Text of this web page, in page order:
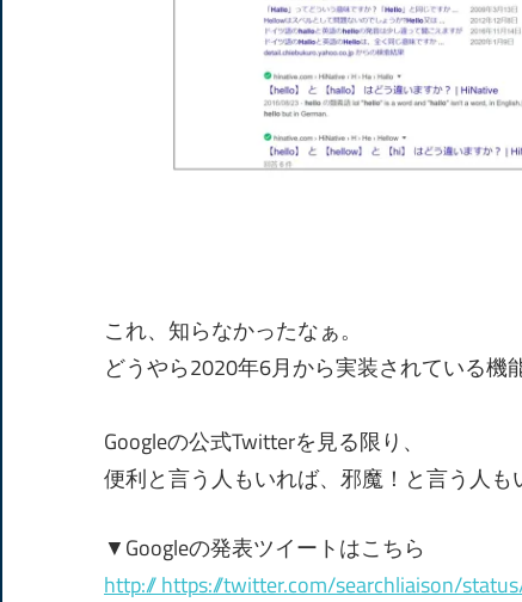
これ、知らなかったなぁ。
どうやら2020年6月から実装されている機
Googleの公式Twitterを見る限り、
便利と言う人もいれば、邪魔！と言う人も
▼Googleの発表ツイートはこちら
http:// https://twitter.com/searchliaison/